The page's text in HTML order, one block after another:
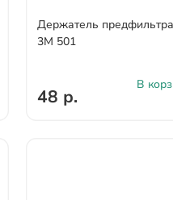
Держатель предфильтра
3М 501
48 р.
В